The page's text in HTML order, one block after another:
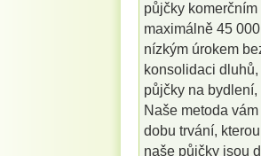
půjčky
maximálně 45
nízkým úrokem
konsolidaci
půjčky na
Naše metoda
dobu trvání,
naše půjčky jsou